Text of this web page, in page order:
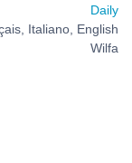
Daily
Italiano, English
Wilfa